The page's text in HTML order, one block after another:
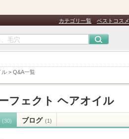
ル > Q&A一覧
カテゴリ一覧 ベストコスメ
フェクト ヘアオイル
(30) ブログ (1)